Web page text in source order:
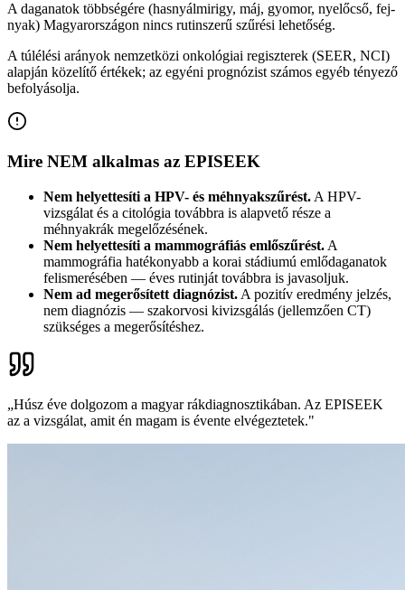
A daganatok többségére (hasnyálmirigy, máj, gyomor, nyelőcső, fej-
nyak) Magyarországon nincs rutinszerű szűrési lehetőség.
A túlélési arányok nemzetközi onkológiai regiszterek (SEER, NCI)
alapján közelítő értékek; az egyéni prognózist számos egyéb tényező
befolyásolja.
Mire NEM alkalmas az EPISEEK
Nem helyettesíti a HPV- és méhnyakszűrést. A HPV-
vizsgálat és a citológia továbbra is alapvető része a
méhnyakrák megelőzésének.
Nem helyettesíti a mammográfiás emlőszűrést. A
mammográfia hatékonyabb a korai stádiumú emlődaganatok
felismerésében — éves rutinját továbbra is javasoljuk.
Nem ad megerősített diagnózist. A pozitív eredmény jelzés,
nem diagnózis — szakorvosi kivizsgálás (jellemzően CT)
szükséges a megerősítéshez.
„Húsz éve dolgozom a magyar rákdiagnosztikában. Az EPISEEK
az a vizsgálat, amit én magam is évente elvégeztetek."